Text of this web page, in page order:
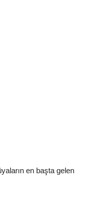
en başta gelen